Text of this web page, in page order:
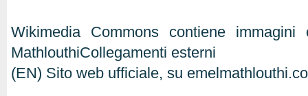
Wikimedia Commons contiene
MathlouthiCollegamenti esterni
(EN) Sito web ufficiale, su